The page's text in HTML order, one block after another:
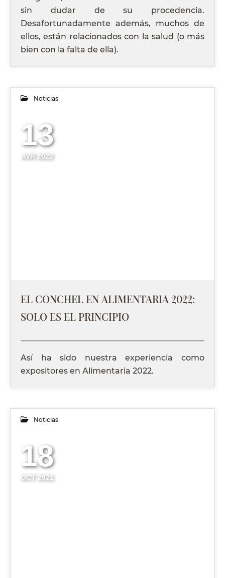
sin dudar de su procedencia.
Desafortunadamente además, muchos de
ellos, están relacionados con la salud (o más
bien con la falta de ella).
Noticias
13
AVR 2022
EL CONCHEL EN ALIMENTARIA 2022:
SOLO ES EL PRINCIPIO
Así ha sido nuestra experiencia como
expositores en Alimentaria 2022.
Noticias
18
OCT 2021